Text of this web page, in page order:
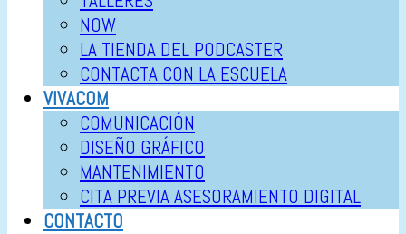
NOW
LA TIENDA DEL PODCASTER
CONTACTA CON LA ESCUELA
VIVACOM
COMUNICACIÓN
DISEÑO GRÁFICO
MANTENIMIENTO
CITA PREVIA ASESORAMIENTO DIGITAL
CONTACTO